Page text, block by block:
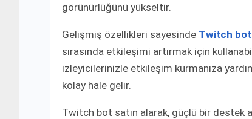
görünürlüğünü yükseltir.
Gelişmiş özellikleri sayesinde Twitch
sırasında etkileşimi artırmak için
izleyicilerinizle etkileşim kurmanıza
kolay hale gelir.
Twitch bot satın alarak, güçlü bir destek